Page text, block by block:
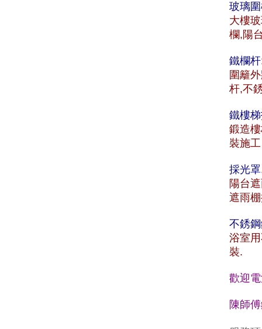
玻璃
大樓
欄,陽
鐵欄
圍籬
杆,不
鐵樓
鍛造
裝施工
採光
陽台
遮雨
不銹
浴室
裝.
歡迎
陳師